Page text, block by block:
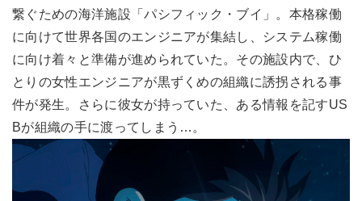
繋ぐための海洋施設「パシフィック・ブイ」。本格稼働
に向けて世界各国のエンジニアが集結し、システム稼働
に向け着々と準備が進められていた。その施設内で、ひ
とりの女性エンジニアが黒ずくめの組織に誘拐される事
件が発生。さらに彼女が持っていた、ある情報を記すUS
Bが組織の手に渡ってしまう…。